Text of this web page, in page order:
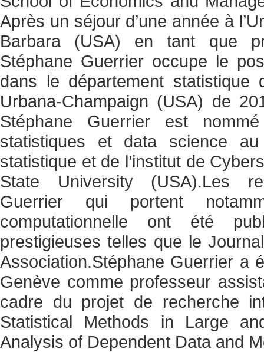
Après un séjour d’une année à
Barbara (USA) en tant que
Stéphane Guerrier occupe le
dans le département statistique
Urbana-Champaign (USA) de
Stéphane Guerrier est
statistiques et data science
statistique et de l’institut de
State University (USA).Les
Guerrier qui portent
computationnelle ont été
prestigieuses telles que le
Association.Stéphane Guerrier a
Genève comme professeur
cadre du projet de recherche
Statistical Methods in Large
Analysis of Dependent Data and